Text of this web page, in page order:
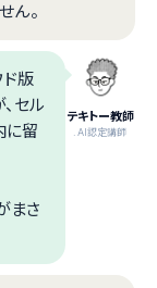
ん。
テキトー教師
.AI認定講師
ド版
セル
に留
まさ